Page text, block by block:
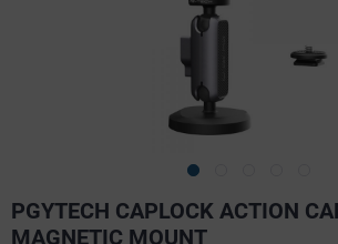
PGYTECH CAPLOCK ACTION
MAGNETIC MOUNT